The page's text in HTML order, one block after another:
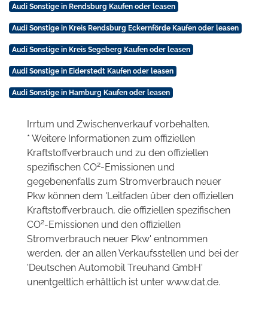
Audi Sonstige in Rendsburg Kaufen oder leasen
Audi Sonstige in Kreis Rendsburg Eckernförde Kaufen oder leasen
Audi Sonstige in Kreis Segeberg Kaufen oder leasen
Audi Sonstige in Eiderstedt Kaufen oder leasen
Audi Sonstige in Hamburg Kaufen oder leasen
Irrtum und Zwischenverkauf vorbehalten.
* Weitere Informationen zum offiziellen
Kraftstoffverbrauch und zu den offiziellen
spezifischen CO2-Emissionen und
gegebenenfalls zum Stromverbrauch neuer
Pkw können dem 'Leitfaden über den offiziellen
Kraftstoffverbrauch, die offiziellen spezifischen
CO2-Emissionen und den offiziellen
Stromverbrauch neuer Pkw' entnommen
werden, der an allen Verkaufsstellen und bei der
'Deutschen Automobil Treuhand GmbH'
unentgeltlich erhältlich ist unter www.dat.de.